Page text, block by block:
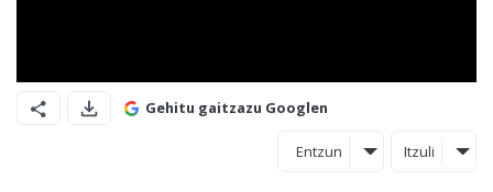
Gehitu gaitzazu Googlen
Entzun Itzuli